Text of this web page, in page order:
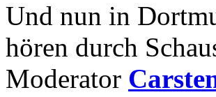
Und nun in
hören durch
Moderator